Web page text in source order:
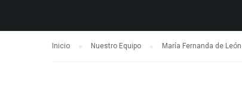
Inicio Nuestro Equipo María Fernanda de León